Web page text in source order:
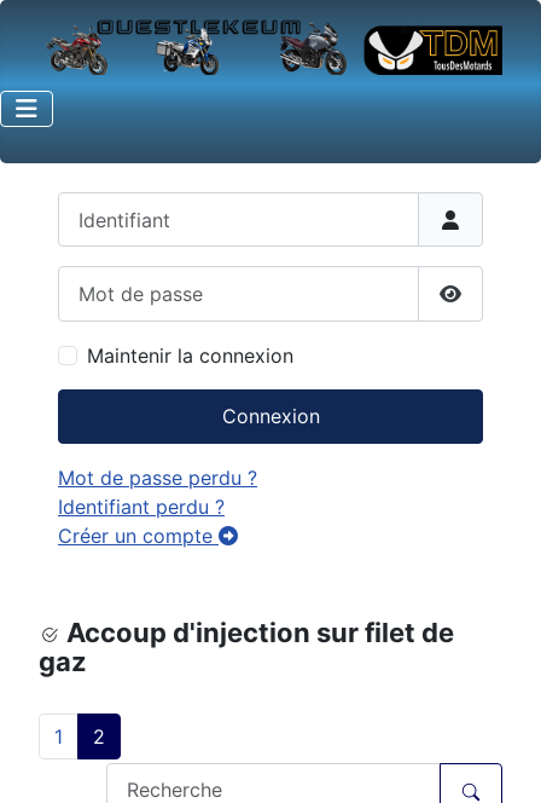
Afficher
Maintenir la connexion
Connexion
Mot de passe perdu ?
Identifiant perdu ?
Créer un compte
Accoup d'injection sur filet de
gaz
1 2